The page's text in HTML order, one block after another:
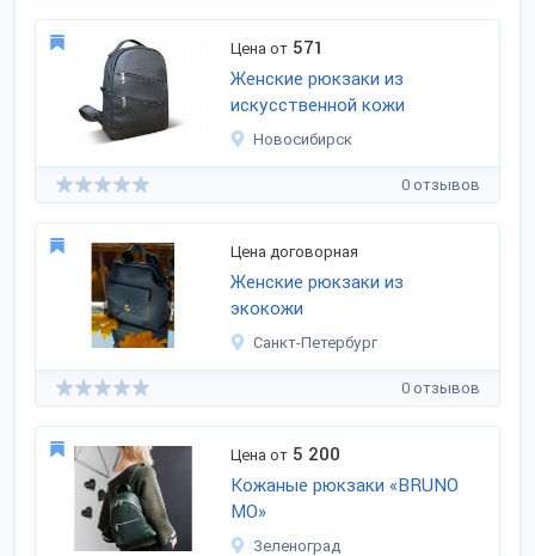
Цена от 571
Женские рюкзаки из
искусственной кожи
Новосибирск
0 отзывов
Цена договорная
Женские рюкзаки из
экокожи
Санкт-Петербург
0 отзывов
Цена от 5 200
Кожаные рюкзаки «BRUNO
MO»
Зеленоград